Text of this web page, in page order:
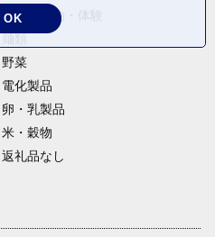
旅行・宿泊・体験
麺類
野菜
電化製品
卵・乳製品
米・穀物
返礼品なし
OK